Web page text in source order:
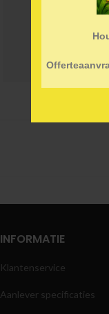
INFORMATIE
Klantenservice
Aanlever specificaties